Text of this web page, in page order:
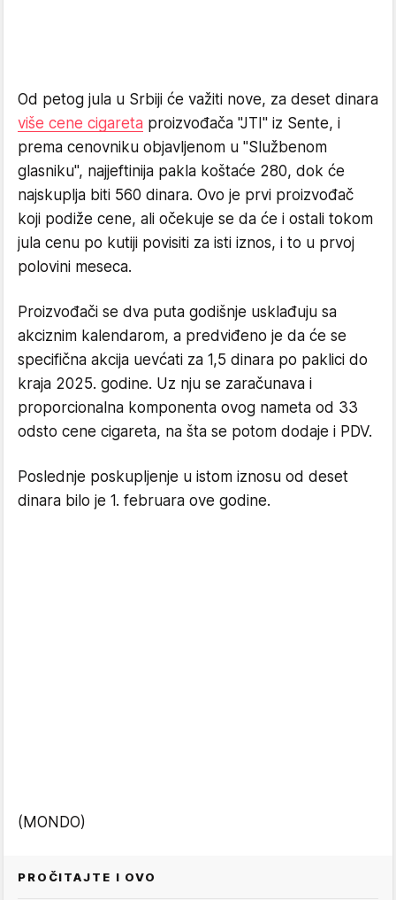
Od petog jula u Srbiji će važiti nove, za deset dinara
više cene cigareta proizvođača "JTI" iz Sente, i
prema cenovniku objavljenom u "Službenom
glasniku", najjeftinija pakla koštaće 280, dok će
najskuplja biti 560 dinara. Ovo je prvi proizvođač
koji podiže cene, ali očekuje se da će i ostali tokom
jula cenu po kutiji povisiti za isti iznos, i to u prvoj
polovini meseca.
Proizvođači se dva puta godišnje usklađuju sa
akciznim kalendarom, a predviđeno je da će se
specifična akcija uevćati za 1,5 dinara po paklici do
kraja 2025. godine. Uz nju se zaračunava i
proporcionalna komponenta ovog nameta od 33
odsto cene cigareta, na šta se potom dodaje i PDV.
Poslednje poskupljenje u istom iznosu od deset
dinara bilo je 1. februara ove godine.
(MONDO)
PROČITAJTE I OVO